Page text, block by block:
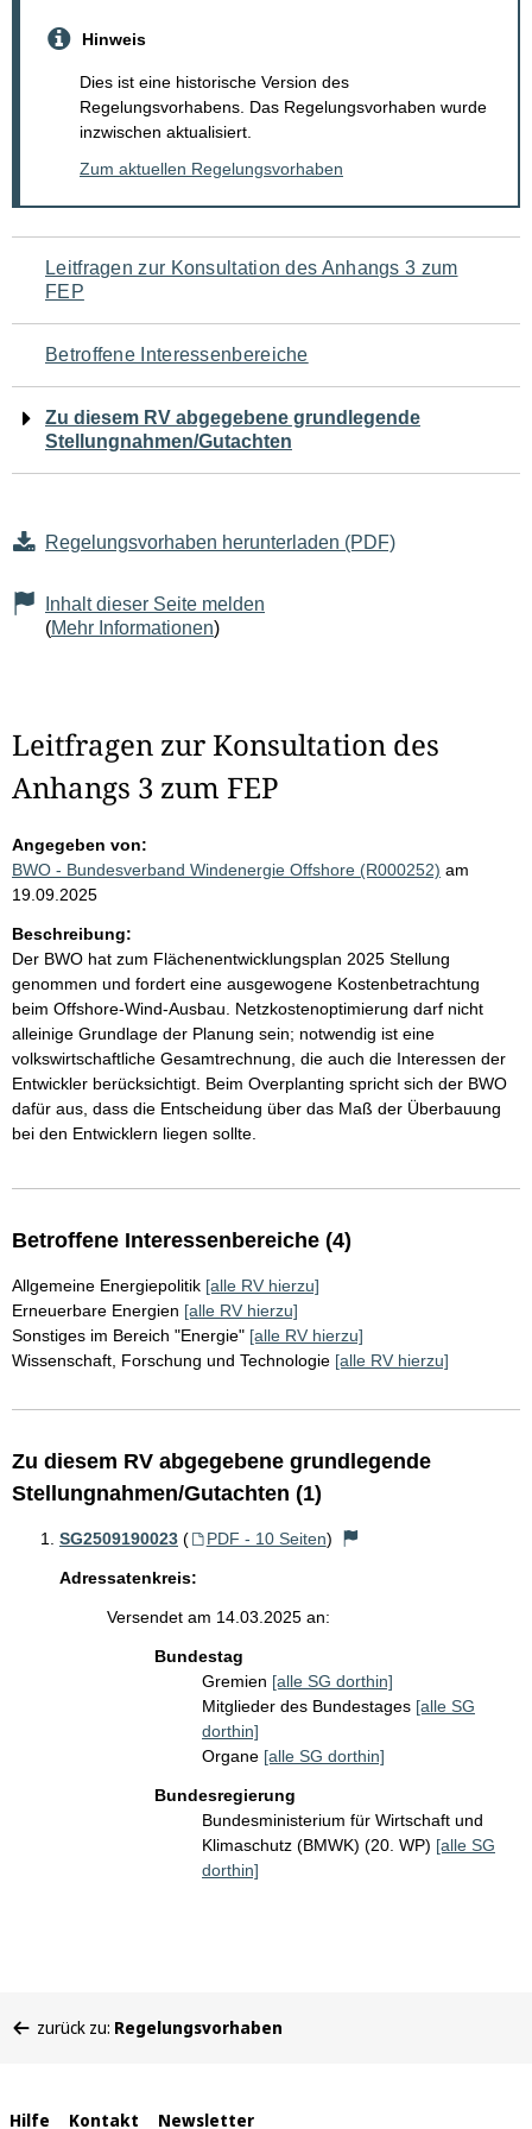
Hinweis
Dies ist eine historische Version des
Regelungsvorhabens. Das Regelungsvorhaben wurde
inzwischen aktualisiert.
Zum aktuellen Regelungsvorhaben
Navigation
für
den
Seiteninhalt
Leitfragen zur Konsultation des Anhangs 3 zum
FEP
Betroffene Interessenbereiche
Zu diesem RV abgegebene grundlegende
Stellungnahmen/Gutachten
Regelungsvorhaben herunterladen (PDF)
Inhalt dieser Seite melden
(Mehr Informationen)
Leitfragen zur Konsultation des
Anhangs 3 zum FEP
Angegeben von:
BWO - Bundesverband Windenergie Offshore (R000252) am
19.09.2025
Beschreibung:
Der BWO hat zum Flächenentwicklungsplan 2025 Stellung
genommen und fordert eine ausgewogene Kostenbetrachtung
beim Offshore-Wind-Ausbau. Netzkostenoptimierung darf nicht
alleinige Grundlage der Planung sein; notwendig ist eine
volkswirtschaftliche Gesamtrechnung, die auch die Interessen der
Entwickler berücksichtigt. Beim Overplanting spricht sich der BWO
dafür aus, dass die Entscheidung über das Maß der Überbauung
bei den Entwicklern liegen sollte.
Betroffene Interessenbereiche (4)
Allgemeine Energiepolitik [alle RV hierzu]
Erneuerbare Energien [alle RV hierzu]
Sonstiges im Bereich "Energie" [alle RV hierzu]
Wissenschaft, Forschung und Technologie [alle RV hierzu]
Zu diesem RV abgegebene grundlegende
Stellungnahmen/Gutachten (1)
SG2509190023 ( PDF - 10 Seiten)
Adressatenkreis:
Versendet am 14.03.2025 an:
Bundestag
Gremien [alle SG dorthin]
Mitglieder des Bundestages [alle SG
dorthin]
Organe [alle SG dorthin]
Bundesregierung
Bundesministerium für Wirtschaft und
Klimaschutz (BMWK) (20. WP) [alle SG
dorthin]
befinden
zurück zu: Regelungsvorhaben
Hilfe Kontakt Newsletter